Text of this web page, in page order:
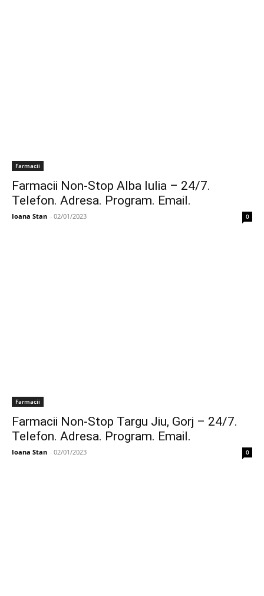
Farmacii
Farmacii Non-Stop Alba Iulia – 24/7.
Telefon. Adresa. Program. Email.
Ioana Stan - 02/01/2023 0
Farmacii
Farmacii Non-Stop Targu Jiu, Gorj – 24/7.
Telefon. Adresa. Program. Email.
Ioana Stan - 02/01/2023 0